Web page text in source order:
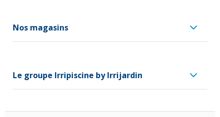
Nos magasins
Le groupe Irripiscine by Irrijardin